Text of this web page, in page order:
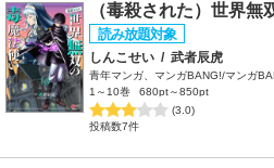
（毒殺された）世界無
しんこせい / 武者辰虎
青年マンガ、マンガBANG!/マンガ
1～10巻
680pt～850pt
(3.0)
投稿数7件